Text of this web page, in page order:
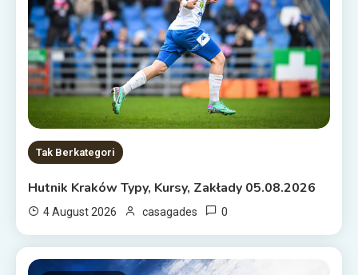
Tak Berkategori
Hutnik Kraków Typy, Kursy, Zakłady 05.08.2026
4 August 2026 casagades 0